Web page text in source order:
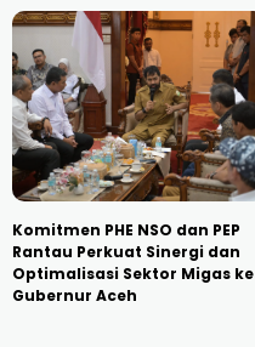
Komitmen PHE NSO dan PEP
Rantau Perkuat Sinergi dan
Optimalisasi Sektor Migas ke
Gubernur Aceh